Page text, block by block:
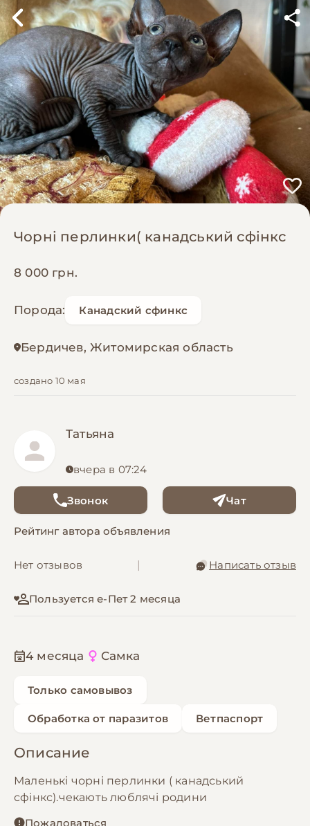
Чорні перлинки( канадський сфінкс
8 000 грн.
Порода: Канадский сфинкс
Бердичев, Житомирская область
создано 10 мая
Татьяна
вчера в 07:24
Звонок Чат
Рейтинг автора объявления
Нет отзывов Написать отзыв
Пользуется е-Пет 2 месяца
4 месяца Самка
Только самовывоз
Обработка от паразитов Ветпаспорт
Описание
Маленькі чорні перлинки ( канадський
сфінкс).чекають люблячі родини
Пожаловаться